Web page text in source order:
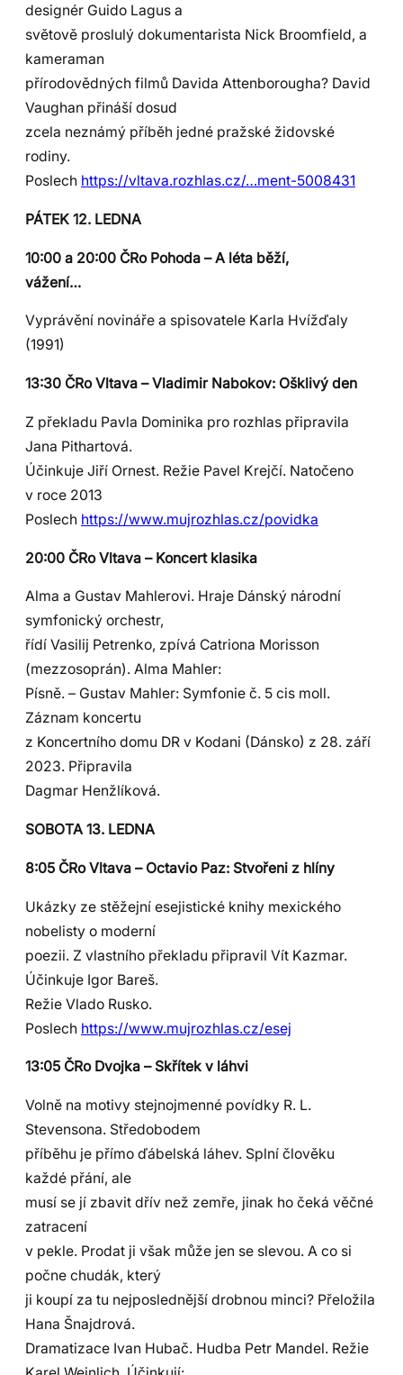
designér Guido Lagus a
světově proslulý dokumentarista Nick Broomfield, a
kameraman
přírodovědných filmů Davida Attenborougha? David
Vaughan přináší dosud
zcela neznámý příběh jedné pražské židovské
rodiny.
Poslech https://vltava.rozhlas.cz/…ment-5008431
PÁTEK 12. LEDNA
10:00 a 20:00 ČRo Pohoda – A léta běží,
vážení…
Vyprávění novináře a spisovatele Karla Hvížďaly
(1991)
13:30 ČRo Vltava – Vladimir Nabokov: Ošklivý den
Z překladu Pavla Dominika pro rozhlas připravila
Jana Pithartová.
Účinkuje Jiří Ornest. Režie Pavel Krejčí. Natočeno
v roce 2013
Poslech https://www.mujrozhlas.cz/povidka
20:00 ČRo Vltava – Koncert klasika
Alma a Gustav Mahlerovi. Hraje Dánský národní
symfonický orchestr,
řídí Vasilij Petrenko, zpívá Catriona Morisson
(mezzosoprán). Alma Mahler:
Písně. – Gustav Mahler: Symfonie č. 5 cis moll.
Záznam koncertu
z Koncertního domu DR v Kodani (Dánsko) z 28. září
2023. Připravila
Dagmar Henžlíková.
SOBOTA 13. LEDNA
8:05 ČRo Vltava – Octavio Paz: Stvořeni z hlíny
Ukázky ze stěžejní esejistické knihy mexického
nobelisty o moderní
poezii. Z vlastního překladu připravil Vít Kazmar.
Účinkuje Igor Bareš.
Režie Vlado Rusko.
Poslech https://www.mujrozhlas.cz/esej
13:05 ČRo Dvojka – Skřítek v láhvi
Volně na motivy stejnojmenné povídky R. L.
Stevensona. Středobodem
příběhu je přímo ďábelská láhev. Splní člověku
každé přání, ale
musí se jí zbavit dřív než zemře, jinak ho čeká věčné
zatracení
v pekle. Prodat ji však může jen se slevou. A co si
počne chudák, který
ji koupí za tu nejposlednější drobnou minci? Přeložila
Hana Šnajdrová.
Dramatizace Ivan Hubač. Hudba Petr Mandel. Režie